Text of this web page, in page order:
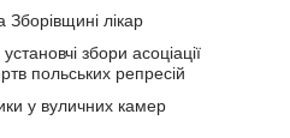
Зборівщині лікар
збори асоціації
польських репресій
у вуличних камер